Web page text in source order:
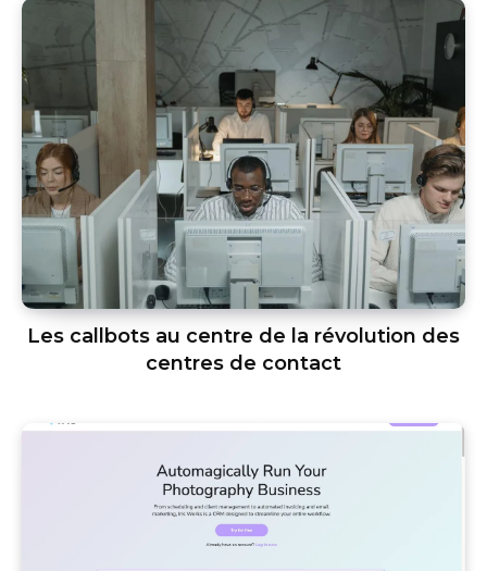
Les callbots au centre de la révolution des
centres de contact